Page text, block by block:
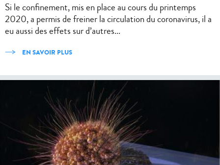
Si le confinement, mis en place au cours du printemps
2020, a permis de freiner la circulation du coronavirus, il a
eu aussi des effets sur d’autres...
EN SAVOIR PLUS